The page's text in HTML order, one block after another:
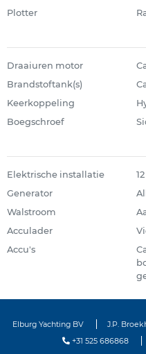
Plotter
Draaiuren motor
Brandstoftank(s)
Keerkoppeling
Boegschroef
Elektrische installatie
Generator
Walstroom
Acculader
Accu's
Elburg Yachting BV
J.P.
+31 525 686868